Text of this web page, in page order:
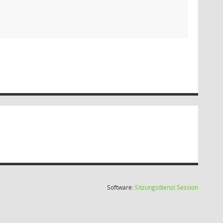
Software:SitzungsdienstSession(Wird in